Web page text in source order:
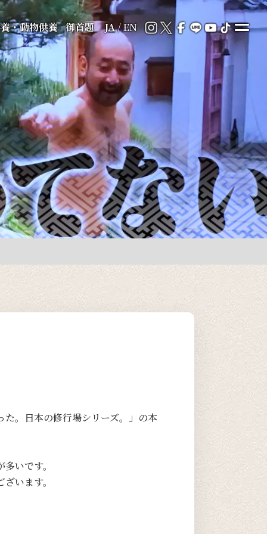
・動物供養 御首題 JA/EN
。日本の修行場シリーズ。」の本
いです。
います。